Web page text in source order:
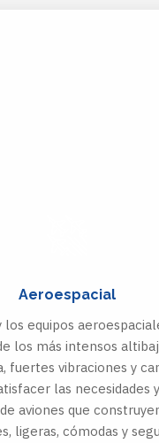
Aeroespacial
los equipos
los más intensos
fuertes vibraciones y
las necesidades
aviones que
ligeras, cómodas y